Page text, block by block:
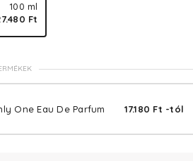
100 ml
Ft
One Eau De Parfum 17.180 Ft -tól